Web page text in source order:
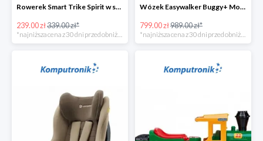
Rowerek Smart Trike Spirit w super cenie
239.00 zł339.00 zł*
*najniższa cena z 30 dni przed obniżką
Wózek Easywalker Buggy+ Monaco Apero w super cenie
799.00 zł989.00 zł*
*najniższa cena z 30 dni przed obniżką